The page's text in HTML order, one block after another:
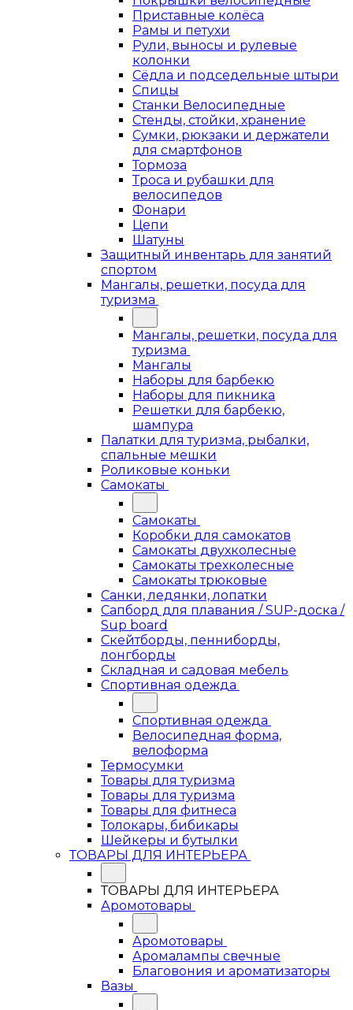
Приставные колёса
Рамы и петухи
Рули, выносы и рулевые
колонки
Сёдла и подседельные штыри
Спицы
Станки Велосипедные
Стенды, стойки, хранение
Сумки, рюкзаки и держатели
для смартфонов
Тормоза
Троса и рубашки для
велосипедов
Фонари
Цепи
Шатуны
Защитный инвентарь для занятий
спортом
Мангалы, решетки, посуда для
туризма
Мангалы, решетки, посуда для
туризма
Мангалы
Наборы для барбекю
Наборы для пикника
Решетки для барбекю,
шампура
Палатки для туризма, рыбалки,
спальные мешки
Роликовые коньки
Самокаты
Самокаты
Коробки для самокатов
Самокаты двухколесные
Самокаты трехколесные
Самокаты трюковые
Санки, ледянки, лопатки
Сапборд для плавания / SUP-доска /
Sup board
Скейтборды, пенниборды,
лонгборды
Складная и садовая мебель
Спортивная одежда
Спортивная одежда
Велосипедная форма,
велоформа
Термосумки
Товары для туризма
Товары для туризма
Товары для фитнеса
Толокары, бибикары
Шейкеры и бутылки
ТОВАРЫ ДЛЯ ИНТЕРЬЕРА
ТОВАРЫ ДЛЯ ИНТЕРЬЕРА
Аромотовары
Аромотовары
Аромалампы свечные
Благовония и ароматизаторы
Вазы